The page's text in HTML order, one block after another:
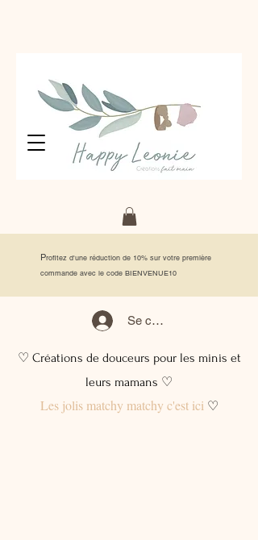
Profitez d'une réduction de 10% sur votre première
commande avec le code BIENVENUE10
Se connecter
♡ Créations de douceurs pour les minis et
leurs mamans ♡
Les jolis matchy matchy c'est ici♡